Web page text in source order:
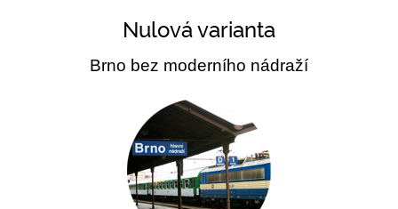
Nulová varianta
Brno bez moderního nádraží